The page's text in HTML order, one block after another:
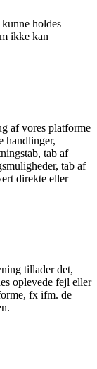
holdes
ikke kan
af vores platforme
handlinger,
tab af
tab af
direkte eller
tillader det,
oplevede fejl eller
fx ifm. de